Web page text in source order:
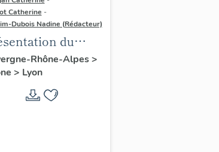
Catherine -
Dubois Nadine (Rédacteur)
du
d'étude Lyon
Rhône-Alpes>
> Lyon